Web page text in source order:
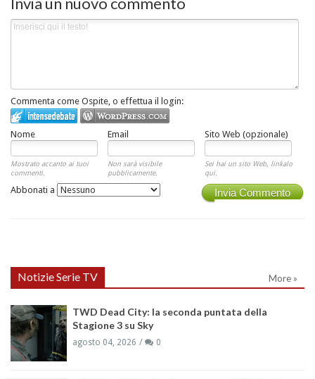
Commenta come Ospite, o effettua il login:
Nome Email Sito Web (opzionale)
Mostrato accanto ai tuoi
commenti.
Non sarà visibile
pubblicamente.
Sei hai un sito Web, linkalo
qui.
Invia Commento
Abbonati a
Notizie Serie TV More »
TWD Dead City: la seconda puntata della
Stagione 3 su Sky
agosto 04, 2026 0